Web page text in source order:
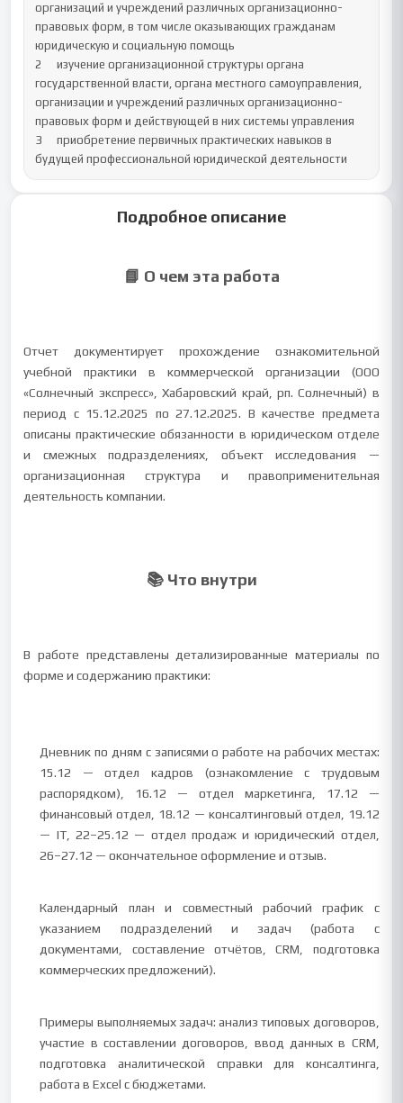
организаций и учреждений различных организационно-
правовых форм, в том числе оказывающих гражданам
юридическую и социальную помощь
2	изучение организационной структуры органа
государственной власти, органа местного самоуправления,
организации и учреждений различных организационно-
правовых форм и действующей в них системы управления
3	приобретение первичных практических навыков в
будущей профессиональной юридической деятельности
Подробное описание
📘 О чем эта работа
Отчет документирует прохождение ознакомительной
учебной практики в коммерческой организации (ООО
«Солнечный экспресс», Хабаровский край, рп. Солнечный) в
период с 15.12.2025 по 27.12.2025. В качестве предмета
описаны практические обязанности в юридическом отделе
и смежных подразделениях, объект исследования —
организационная структура и правоприменительная
деятельность компании.
📚 Что внутри
В работе представлены детализированные материалы по
форме и содержанию практики:
Дневник по дням с записями о работе на рабочих местах:
15.12 — отдел кадров (ознакомление с трудовым
распорядком), 16.12 — отдел маркетинга, 17.12 —
финансовый отдел, 18.12 — консалтинговый отдел, 19.12
— IT, 22–25.12 — отдел продаж и юридический отдел,
26–27.12 — окончательное оформление и отзыв.
Календарный план и совместный рабочий график с
указанием подразделений и задач (работа с
документами, составление отчётов, CRM, подготовка
коммерческих предложений).
Примеры выполняемых задач: анализ типовых договоров,
участие в составлении договоров, ввод данных в CRM,
подготовка аналитической справки для консалтинга,
работа в Excel с бюджетами.